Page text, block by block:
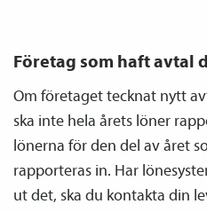
Företag som haft avtal
Om företaget tecknat nytt
ska inte hela årets löner
lönerna för den del av året
rapporteras in. Har
ut det, ska du kontakta din